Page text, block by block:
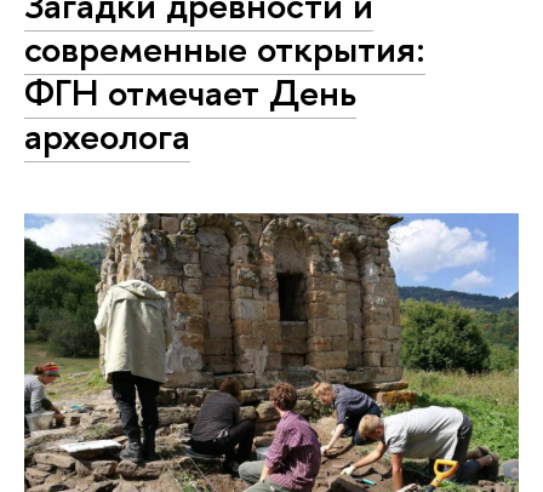
современные открытия:
ФГН отмечает День
археолога